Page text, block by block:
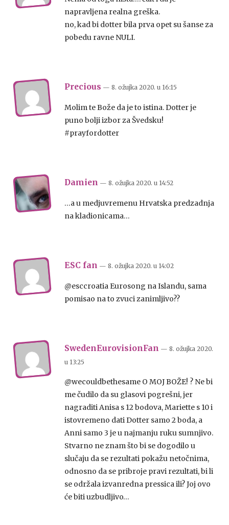
napravljena realna greška.
no, kad bi dotter bila prva opet su šanse za
pobedu ravne NULI.
Precious — 8. ožujka 2020. u 16:15
Molim te Bože da je to istina. Dotter je
puno bolji izbor za Švedsku!
#prayfordotter
Damien — 8. ožujka 2020. u 14:52
…a u medjuvremenu Hrvatska predzadnja
na kladionicama…
ESC fan — 8. ožujka 2020. u 14:02
@esccroatia Eurosong na Islandu, sama
pomisao na to zvuci zanimljivo??
SwedenEurovisionFan — 8. ožujka 2020.
u 13:25
@wecouldbethesame O MOJ BOŽE! ? Ne bi
me čudilo da su glasovi pogrešni, jer
nagraditi Anisa s 12 bodova, Mariette s 10 i
istovremeno dati Dotter samo 2 boda, a
Anni samo 3 je u najmanju ruku sumnjivo.
Stvarno ne znam što bi se dogodilo u
slučaju da se rezultati pokažu netočnima,
odnosno da se pribroje pravi rezultati, bi li
se održala izvanredna pressica ili? Joj ovo
će biti uzbudljivo…